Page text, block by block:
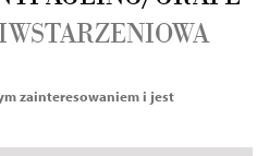
zainteresowaniem i jest